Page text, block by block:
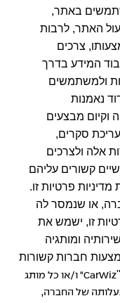
באתר,
האתר, לרבות
צרכים
המידע בדרך
ולמשתמשים
נאמנות
וקיום מבצעים
עריכת סקרים,
אלה ולצרכים
קשורים עליהם
פרטיות זו.
או שנמסר לה
זו, ישמש את
ומותגיה
חברות קשורות
CarWiz" ו/או כל מותג
של החברה,